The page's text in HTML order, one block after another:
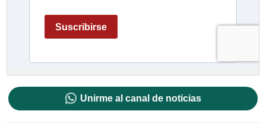
Unirme al canal de noticias